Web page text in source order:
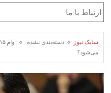
سایک نیوز
می‌شود؟